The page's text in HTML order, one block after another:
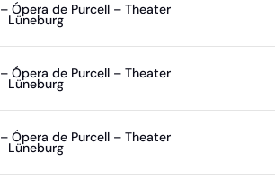
– Ópera de Purcell – Theater
Lüneburg
– Ópera de Purcell – Theater
Lüneburg
– Ópera de Purcell – Theater
Lüneburg